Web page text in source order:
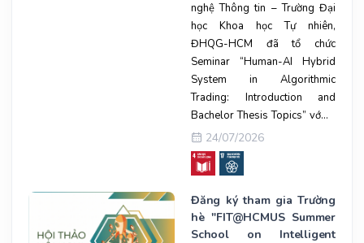
nghệ Thông tin – Trường Đại
học Khoa học Tự nhiên,
ĐHQG-HCM đã tổ chức
Seminar “Human-AI Hybrid
System in Algorithmic
Trading: Introduction and
Bachelor Thesis Topics” vớ...
24/07/2026
Đăng ký tham gia Trường
hè "FIT@HCMUS Summer
School on Intelligent